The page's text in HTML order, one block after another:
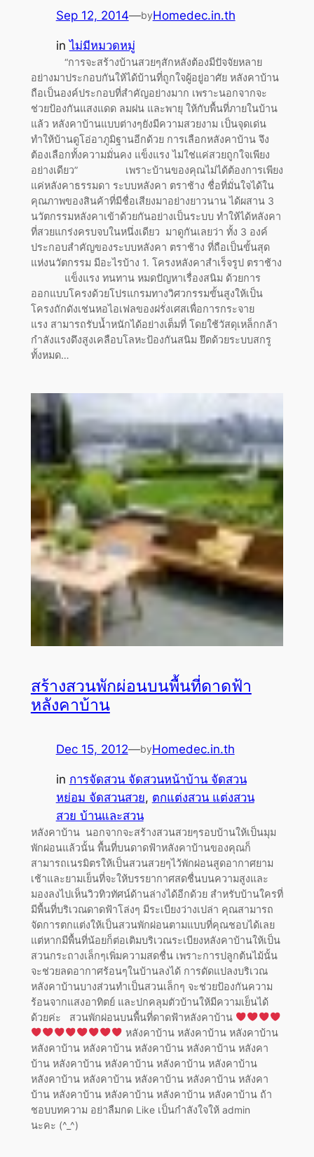
Sep 12, 2014—byHomedec.in.th
inไม่มีหมวดหมู่
“การจะสร้างบ้านสวยๆสักหลังต้องมีปัจจัยหลาย
อย่างมาประกอบกันให้ได้บ้านที่ถูกใจผู้อยู่อาศัย หลังคาบ้าน
ถือเป็นองค์ประกอบที่สำคัญอย่างมาก เพราะนอกจากจะ
ช่วยป้องกันแสงแดด ลมฝน และพายุ ให้กับพื้นที่ภายในบ้าน
แล้ว หลังคาบ้านแบบต่างๆยังมีความสวยงาม เป็นจุดเด่น
ทำให้บ้านดูโอ่อาภูมิฐานอีกด้วย การเลือกหลังคาบ้าน จึง
ต้องเลือกทั้งความมั่นคง แข็งแรง ไม่ใช่แค่สวยถูกใจเพียง
อย่างเดียว” เพราะบ้านของคุณไม่ได้ต้องการเพียง
แค่หลังคาธรรมดา ระบบหลังคา ตราช้าง ชื่อที่มั่นใจได้ใน
คุณภาพของสินค้าที่มีชื่อเสียงมาอย่างยาวนาน ได้ผสาน 3
นวัตกรรมหลังคาเข้าด้วยกันอย่างเป็นระบบ ทำให้ได้หลังคา
ที่สวยแกร่งครบจบในหนึ่งเดียว มาดูกันเลยว่า ทั้ง 3 องค์
ประกอบสำคัญของระบบหลังคา ตราช้าง ที่ถือเป็นขั้นสุด
แห่งนวัตกรรม มีอะไรบ้าง 1. โครงหลังคาสำเร็จรูป ตราช้าง
แข็งแรง ทนทาน หมดปัญหาเรื่องสนิม ด้วยการ
ออกแบบโครงด้วยโปรแกรมทางวิศวกรรมขั้นสูงให้เป็น
โครงถักดังเช่นหอไอเฟลของฝรั่งเศสเพื่อการกระจาย
แรง สามารถรับน้ำหนักได้อย่างเต็มที่ โดยใช้วัสดุเหล็กกล้า
กำลังแรงดึงสูงเคลือบโลหะป้องกันสนิม ยึดด้วยระบบสกรู
ทั้งหมด…
สร้างสวนพักผ่อนบนพื้นที่ดาดฟ้า
หลังคาบ้าน
Dec 15, 2012—byHomedec.in.th
in การจัดสวน จัดสวนหน้าบ้าน จัดสวน
หย่อม จัดสวนสวย, ตกแต่งสวน แต่งสวน
สวย บ้านและสวน
หลังคาบ้าน นอกจากจะสร้างสวนสวยๆรอบบ้านให้เป็นมุม
พักผ่อนแล้วนั้น พื้นที่บนดาดฟ้าหลังคาบ้านของคุณก็
สามารถเนรมิตรให้เป็นสวนสวยๆไว้พักผ่อนสูดอากาศยาม
เช้าและยามเย็นที่จะให้บรรยากาศสดชื่นบนความสูงและ
มองลงไปเห็นวิวทิวทัศน์ด้านล่างได้อีกด้วย สำหรับบ้านใครที่
มีพื้นที่บริเวณดาดฟ้าโล่งๆ มีระเบียงว่างเปล่า คุณสามารถ
จัดการตกแต่งให้เป็นสวนพักผ่อนตามแบบที่คุณชอบได้เลย
แต่หากมีพื้นที่น้อยก็ต่อเติมบริเวณระเบียงหลังคาบ้านให้เป็น
สวนกระถางเล็กๆเพิ่มความสดชื่น เพราะการปลูกต้นไม้นั้น
จะช่วยลดอากาศร้อนๆในบ้านลงได้ การดัดแปลงบริเวณ
หลังคาบ้านบางส่วนทำเป็นสวนเล็กๆ จะช่วยป้องกันความ
ร้อนจากแสงอาทิตย์ และปกคลุมตัวบ้านให้มีความเย็นได้
ด้วยค่ะ สวนพักผ่อนบนพื้นที่ดาดฟ้าหลังคาบ้าน
หลังคาบ้าน หลังคาบ้าน หลังคาบ้าน
หลังคาบ้าน หลังคาบ้าน หลังคาบ้าน หลังคาบ้าน หลังคา
บ้าน หลังคาบ้าน หลังคาบ้าน หลังคาบ้าน หลังคาบ้าน
หลังคาบ้าน หลังคาบ้าน หลังคาบ้าน หลังคาบ้าน หลังคา
บ้าน หลังคาบ้าน หลังคาบ้าน หลังคาบ้าน หลังคาบ้าน ถ้า
ชอบบทความ อย่าลืมกด Like เป็นกำลังใจให้ admin
นะคะ (^_^)